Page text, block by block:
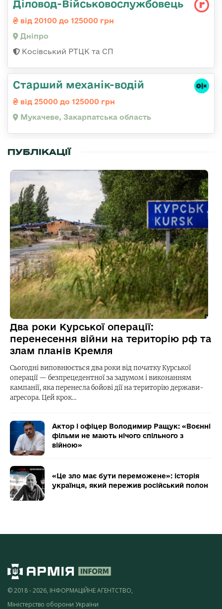
Діловод-Військовослужбовець
від 20100 до 125000 грн
Дніпро
Косівський РТЦК та СП
Старший механік-водій
від 25000 до 125000 грн
Мукачеве, Закарпатська область
ПУБЛІКАЦІЇ
Два роки Курської операції:
перенесення війни на територію рф та
злам планів Кремля
Сьогодні виповнюється два роки від початку Курської
операції — безпрецедентної за задумом і виконанням
кампанії, яка перенесла бойові дії на територію держави-
агресора. Цей крок…
Актор і офіцер Володимир Ращук: «Воєнні
фільми не мають нічого спільного з
війною»
«Це зло має бути переможене»: історія
українця, який пережив російський полон
© 2018 - 2026, ІНФОРМАЦІЙНЕ АГЕНТСТВО,
Міністерство оборони України